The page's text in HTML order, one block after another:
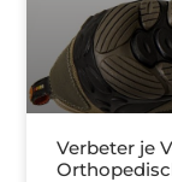
Verbeter je